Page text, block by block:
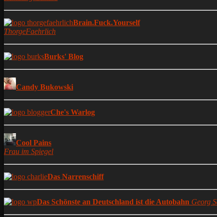
Brain.Fuck.Yourself
ThorgeFaehrlich
Burks' Blog
Candy Bukowski
Che's Warlog
Cool Pains
Frau im Spiegel
Das Narrenschiff
Das Schönste an Deutschland ist die Autobahn Georg